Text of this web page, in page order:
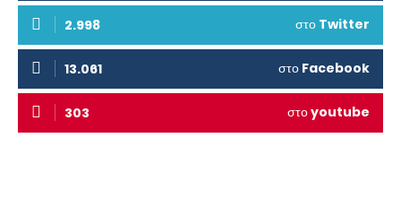
2.998 στο Twitter
13.061 στο Facebook
303 στοyoutube